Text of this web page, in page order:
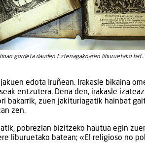
gordeta dauden Eztenagakoaren liburuetako bat.
edota Iruñean. Irakasle bikaina
entzutera. Dena den, irakasle
bakarrik, zuen jakituriagatik hainbat
zen.
pobrezian bizitzeko hautua egin
liburuetako batean; «El religioso no